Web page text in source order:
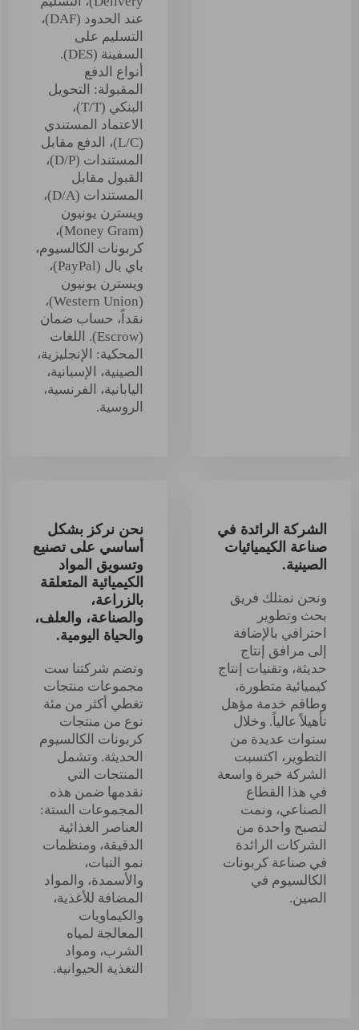
عند الحدود (DAF)،
التسليم على
السفينة (DES).
أنواع الدفع
المقبولة: التحويل
البنكي (T/T)،
الاعتماد المستندي
(L/C)، الدفع مقابل
المستندات (D/P)،
القبول مقابل
المستندات (D/A)،
ويسترن يونيون
(Money Gram)،
كربونات الكالسيوم،
باي بال (PayPal)،
ويسترن يونيون
(Western Union)،
نقداً، حساب ضمان
(Escrow). اللغات
المحكية: الإنجليزية،
الصينية، الإسبانية،
اليابانية، الفرنسية،
الروسية.
الشركة الرائدة في
صناعة الكيميائيات
الصينية.
ونحن نمتلك فريق
بحث وتطوير
احترافي بالإضافة
إلى مرافق إنتاج
حديثة، وتقنيات إنتاج
كيميائية متطورة،
وطاقم خدمة مؤهل
تأهيلاً عالياً. وخلال
سنوات عديدة من
التطوير، اكتسبت
الشركة خبرة واسعة
في هذا القطاع
الصناعي، ونمت
لتصبح واحدة من
الشركات الرائدة
في صناعة كربونات
الكالسيوم في
الصين.
نحن نركز بشكل
أساسي على تصنيع
وتسويق المواد
الكيميائية المتعلقة
بالزراعة،
والصناعة، والعلف،
والحياة اليومية.
وتضم شركتنا ست
مجموعات منتجات
تغطي أكثر من مئة
نوع من منتجات
كربونات الكالسيوم
الحديثة. وتشمل
المنتجات التي
نقدمها ضمن هذه
المجموعات الستة:
العناصر الغذائية
الدقيقة، ومنظمات
نمو النبات،
والأسمدة، والمواد
المضافة للأغذية،
والكيماويات
المعالجة لمياه
الشرب، ومواد
التغذية الحيوانية.